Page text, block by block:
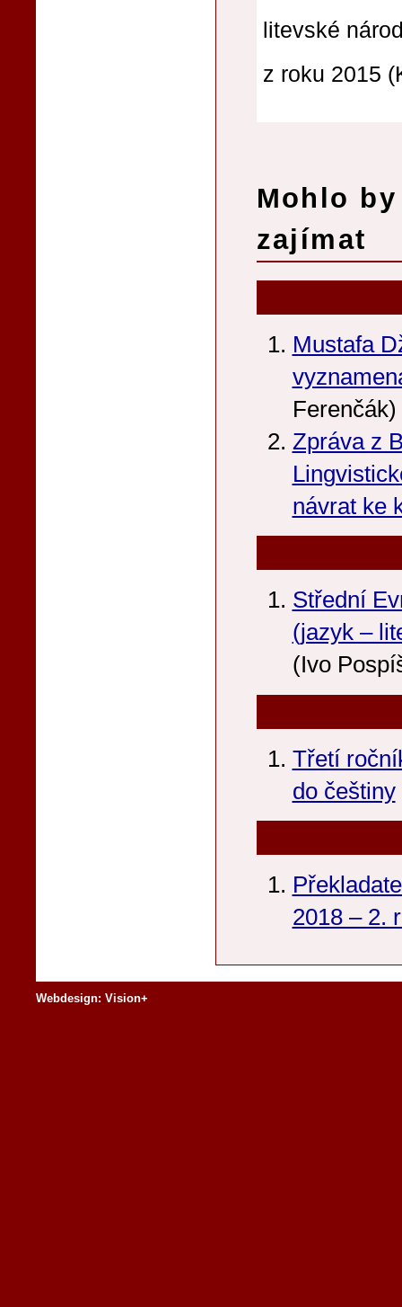
litevské
z roku 2015
Mohlo
zajímat
Mustafa
Ferenčák)
Zpráva z
návrat ke
Střední
(jazyk –
(Ivo
Třetí
do češtiny
2018 – 2.
Webdesign: Vision+